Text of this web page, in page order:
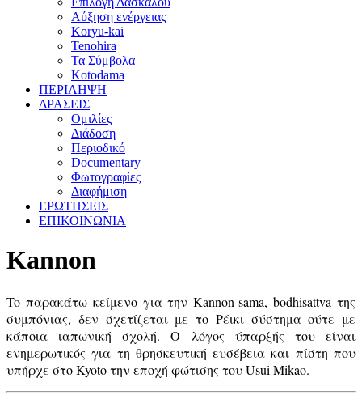
Αύξηση ενέργειας
Koryu-kai
Tenohira
Τα Σύμβολα
Kotodama
ΠΕΡΙΛΗΨΗ
ΔΡΑΣΕΙΣ
Ομιλίες
Διάδοση
Περιοδικό
Documentary
Φωτογραφίες
Διαφήμιση
ΕΡΩΤΗΣΕΙΣ
ΕΠΙΚΟΙΝΩΝΙΑ
Kannon
To παρακάτω κείμενο για την Kannon-sama, bodhisattva της
συμπόνιας, δεν σχετίζεται με το Ρέικι σύστημα ούτε με
κάποια ιαπωνική σχολή. Ο λόγος ύπαρξής του είναι
ενημερωτικός για τη θρησκευτική ευσέβεια και πίστη που
υπήρχε στο Kyoto την εποχή φώτισης του Usui Mikao.